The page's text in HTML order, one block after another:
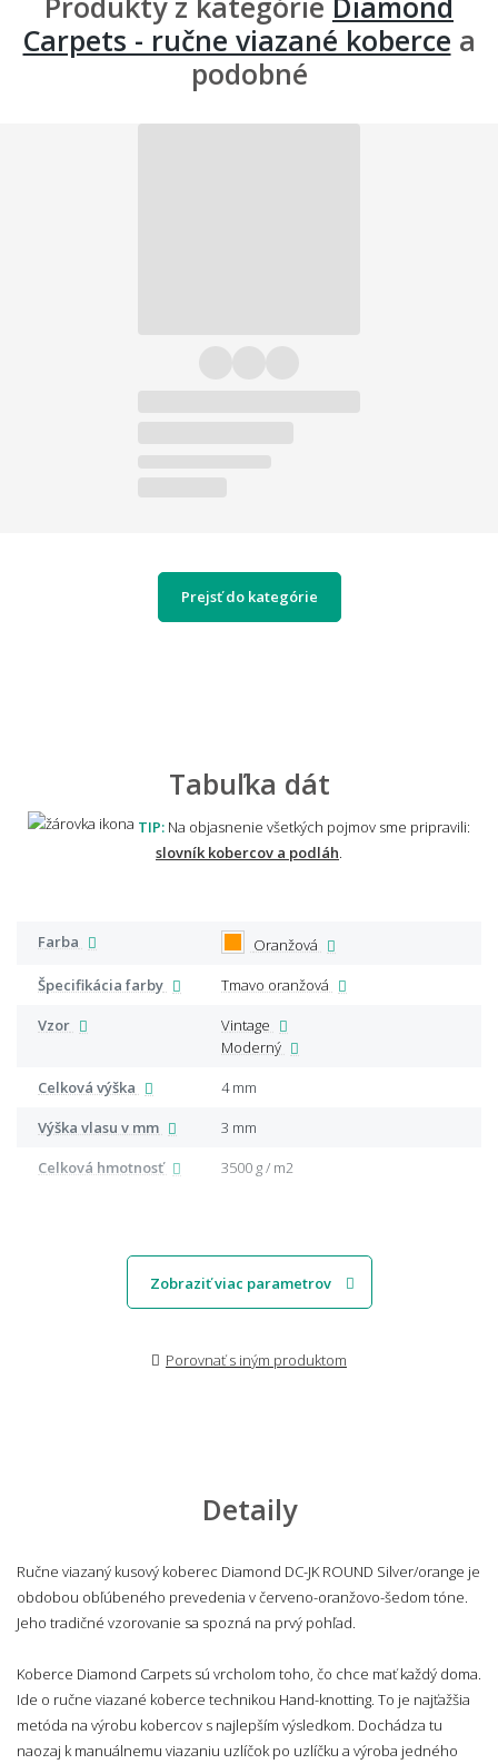
Carpets - ručne viazané koberce a
podobné
Prejsť do kategórie
Tabuľka dát
TIP: Na objasnenie všetkých pojmov sme pripravili:
slovník kobercov a podláh
Farba
Oranžová
Špecifikácia farby
Tmavo oranžová
Vzor
Vintage
Moderný
Celková výška
4 mm
Výška vlasu v mm
3 mm
Celková hmotnosť
3500 g / m2
Zobraziť viac parametrov
Porovnať s iným produktom
Detaily
Ručne viazaný kusový koberec Diamond DC-JK ROUND Silver/orange je
obdobou obľúbeného prevedenia v červeno-oranžovo-šedom tóne.
Jeho tradičné vzorovanie sa spozná na prvý pohľad.
Koberce Diamond Carpets sú vrcholom toho, čo chce mať každý doma.
Ide o ručne viazané koberce technikou Hand-knotting. To je najťažšia
metóda na výrobu kobercov s najlepším výsledkom. Dochádza tu
naozaj k manuálnemu viazaniu uzlíčok po uzlíčku a výroba jedného